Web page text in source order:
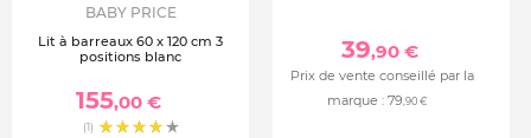
BABY PRICE
Lit à barreaux 60 x 120 cm 3
positions blanc
155,00 €
(1)
39,90 €
Prix de vente conseillé par la
marque : 79,90 €